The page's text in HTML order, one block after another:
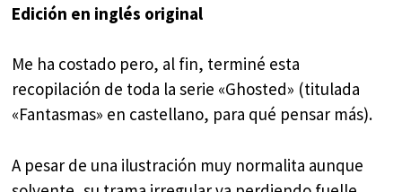
Edición en inglés original
Me ha costado pero, al fin, terminé esta
recopilación de toda la serie «Ghosted» (titulada
«Fantasmas» en castellano, para qué pensar más).
A pesar de una ilustración muy normalita aunque